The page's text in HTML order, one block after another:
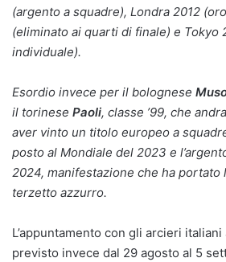
(argento a squadre), Londra 2012
(eliminato ai quarti di finale) e Tokyo
individuale).
Esordio invece per il bolognese
il torinese Paoli, classe ’99, che
aver vinto un titolo europeo a
posto al Mondiale del 2023 e
2024, manifestazione che ha portato
terzetto azzurro.
L’appuntamento con gli arcieri
previsto invece dal 29 agosto al 5